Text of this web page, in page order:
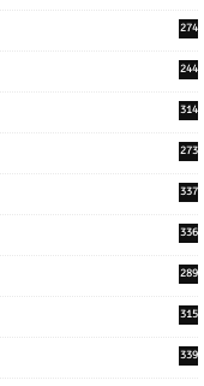
274
244
314
273
337
336
289
315
339